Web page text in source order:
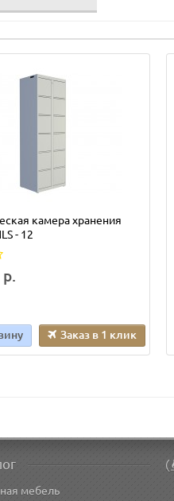
камера хранения
- 12
Заказ в 1 клик
мебель